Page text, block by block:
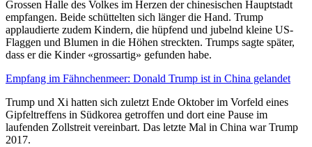
Grossen Halle des Volkes im Herzen der chinesischen Hauptstadt
empfangen. Beide schüttelten sich länger die Hand. Trump
applaudierte zudem Kindern, die hüpfend und jubelnd kleine US-
Flaggen und Blumen in die Höhen streckten. Trumps sagte später,
dass er die Kinder «grossartig» gefunden habe.
Empfang im Fähnchenmeer: Donald Trump ist in China gelandet
Trump und Xi hatten sich zuletzt Ende Oktober im Vorfeld eines
Gipfeltreffens in Südkorea getroffen und dort eine Pause im
laufenden Zollstreit vereinbart. Das letzte Mal in China war Trump
2017.